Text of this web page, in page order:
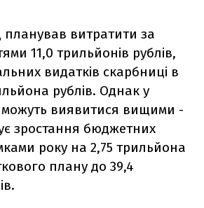
планував витратити за
11,0 трильйонів рублів,
видатків скарбниці в
рублів. Однак у
можуть виявитися вищими -
зростання бюджетних
року на 2,75 трильйона
плану до 39,4